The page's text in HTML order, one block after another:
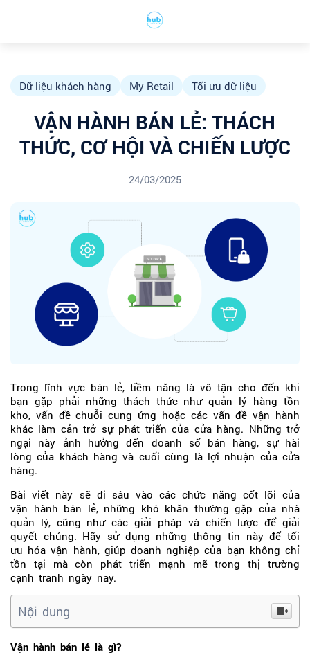
Dữ liệu khách hàng My Retail Tối ưu dữ liệu
VẬN HÀNH BÁN LẺ: THÁCH
THỨC, CƠ HỘI VÀ CHIẾN LƯỢC
24/03/2025
Trong lĩnh vực bán lẻ, tiềm năng là vô tận cho đến khi
bạn gặp phải những thách thức như quản lý hàng tồn
kho, vấn đề chuỗi cung ứng hoặc các vấn đề vận hành
khác làm cản trở sự phát triển của cửa hàng. Những trở
ngại này ảnh hưởng đến doanh số bán hàng, sự hài
lòng của khách hàng và cuối cùng là lợi nhuận của cửa
hàng.
Bài viết này sẽ đi sâu vào các chức năng cốt lõi của
vận hành bán lẻ, những khó khăn thường gặp của nhà
quản lý, cũng như các giải pháp và chiến lược để giải
quyết chúng. Hãy sử dụng những thông tin này để tối
ưu hóa vận hành, giúp doanh nghiệp của bạn không chỉ
tồn tại mà còn phát triển mạnh mẽ trong thị trường
cạnh tranh ngày nay.
Nội dung
Vận hành bán lẻ là gì?